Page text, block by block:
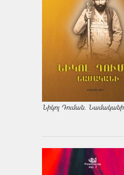
Նիկոլ Դուման. Նամականի